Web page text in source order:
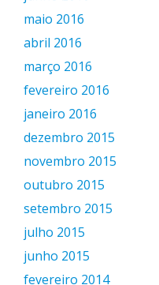
maio 2016
abril 2016
março 2016
fevereiro 2016
janeiro 2016
dezembro 2015
novembro 2015
outubro 2015
setembro 2015
julho 2015
junho 2015
fevereiro 2014